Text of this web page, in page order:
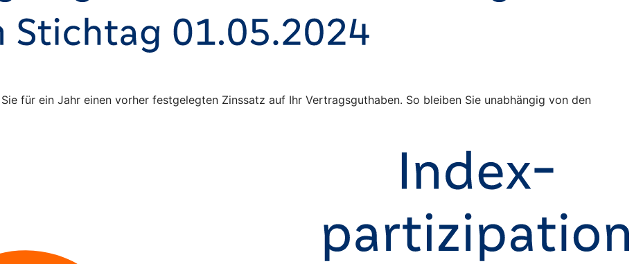
für ein Jahr einen vorher festgelegten Zinssatz auf Ihr Vertragsguthaben. So bleiben Sie unabhängig von den